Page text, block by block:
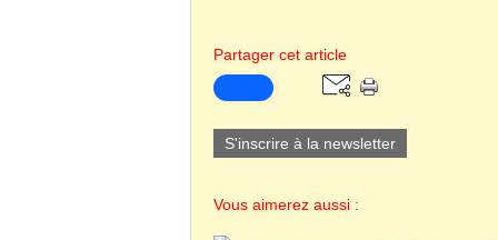
Partager cet article
S'inscrire à la newsletter
Vous aimerez aussi :